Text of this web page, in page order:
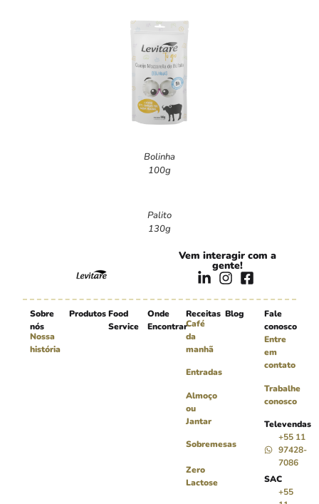
Bolinha
100g
Palito
130g
Vem interagir com a
gente!
Sobre
nós
Nossa
história
ProdutosFood
Service
Onde
Encontrar
Receitas
Café
da
manhã
Entradas
Almoço
ou
Jantar
Sobremesas
Zero
Lactose
Blog
Fale
conosco
Entre
em
contato
Trabalhe
conosco
Televendas
+55 11
97428-
7086
SAC
+55